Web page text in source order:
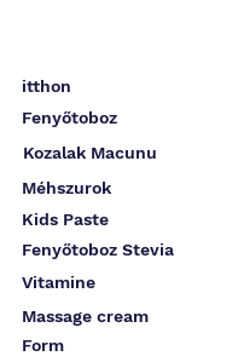
itthon
Fenyőtoboz
Kozalak Macunu
Méhszurok
Kids Paste
Fenyőtoboz Stevia
Vitamine
Massage cream
Form